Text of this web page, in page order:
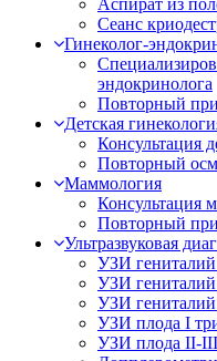
Сеанс
Гинеколог-
эндокринолога
Повторный
Детская
Консультация
Повторный
Маммология
Консультация
Повторный
Ультразвуковая
УЗИ
УЗИ
УЗИ
УЗИ плода I
УЗИ плода II-III